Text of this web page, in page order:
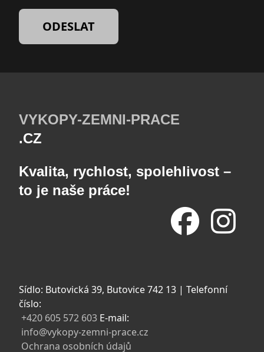
ODESLAT
VYKOPY-ZEMNI-PRACE
.CZ
Kvalita, rychlost, spolehlivost –
to je naše práce!
Sídlo: Butovická 39, Butovice 742 13 | Telefonní
číslo:
+420 605 572 603 E-mail:
info@vykopy-zemni-prace.cz
Ochrana osobních údajů